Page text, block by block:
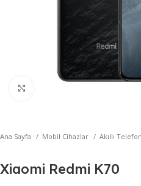
Ana Sayfa Mobil Cihazlar Akıllı
Xiaomi Redmi K70